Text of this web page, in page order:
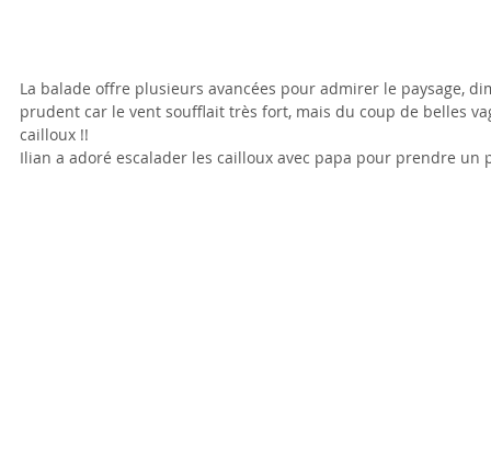
La balade offre plusieurs avancées pour admirer le paysage,
prudent car le vent soufflait très fort, mais du coup de belles
cailloux !!
Ilian a adoré escalader les cailloux avec papa pour prendre un